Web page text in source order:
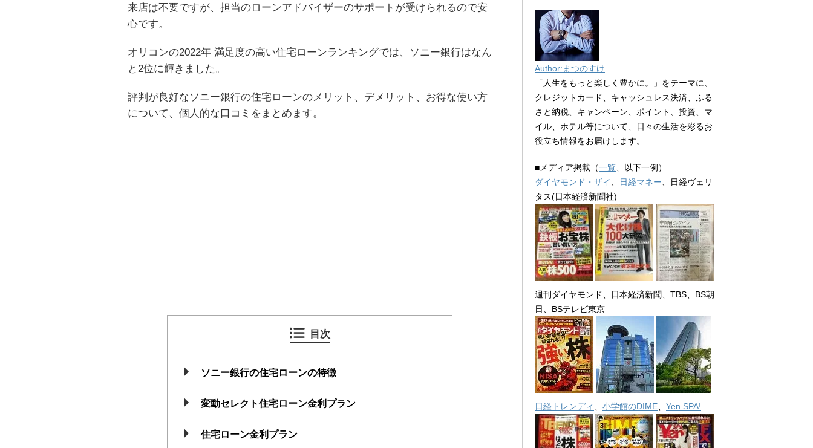
来店は不要ですが、担当のローンアドバイザーのサポートが受けられるので安
心です。
オリコンの2022年 満足度の高い住宅ローンランキングでは、ソニー銀行はなん
と2位に輝きました。
評判が良好なソニー銀行の住宅ローンのメリット、デメリット、お得な使い方
について、個人的な口コミをまとめます。
目次
ソニー銀行の住宅ローンの特徴
変動セレクト住宅ローン金利プラン
住宅ローン金利プラン
Author:まつのすけ
「人生をもっと楽しく豊かに。」をテーマに、
クレジットカード、キャッシュレス決済、ふる
さと納税、キャンペーン、ポイント、投資、マ
イル、ホテル等について、日々の生活を彩るお
役立ち情報をお届けします。
■メディア掲載（一覧 、以下一例）
ダイヤモンド・ザイ
日経マネー 、日経ヴェリ
タス(日本経済新聞社)
週刊ダイヤモンド、日本経済新聞、TBS、BS朝
日、BSテレビ東京
日経トレンディ 小学館のDIME Yen SPA!